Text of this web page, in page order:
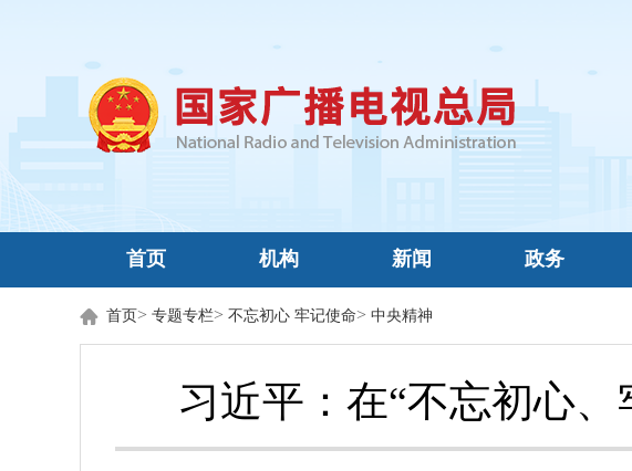
首页 机构 新闻 政务
首页> 专题专栏> 不忘初心 牢记使命> 中央精神
习近平：在“不忘初心